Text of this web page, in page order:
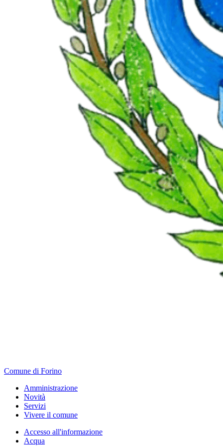
Comune di Forino
Amministrazione
Novità
Servizi
Vivere il comune
Accesso all'informazione
Acqua